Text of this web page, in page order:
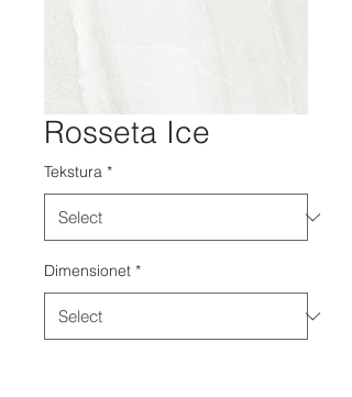
Rosseta Ice
Tekstura *
Dimensionet *